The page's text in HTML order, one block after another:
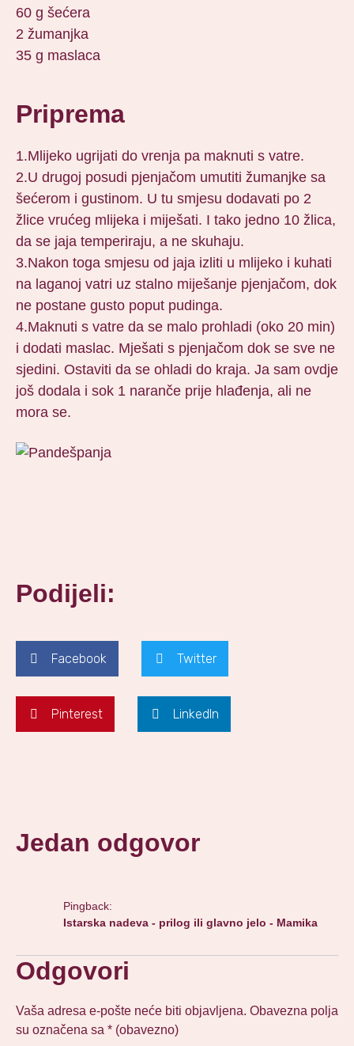
60 g šećera
2 žumanjka
35 g maslaca
Priprema
1.Mlijeko ugrijati do vrenja pa maknuti s vatre.
2.U drugoj posudi pjenjačom umutiti žumanjke sa
šećerom i gustinom. U tu smjesu dodavati po 2
žlice vrućeg mlijeka i miješati. I tako jedno 10 žlica,
da se jaja temperiraju, a ne skuhaju.
3.Nakon toga smjesu od jaja izliti u mlijeko i kuhati
na laganoj vatri uz stalno miješanje pjenjačom, dok
ne postane gusto poput pudinga.
4.Maknuti s vatre da se malo prohladi (oko 20 min)
i dodati maslac. Mješati s pjenjačom dok se sve ne
sjedini. Ostaviti da se ohladi do kraja. Ja sam ovdje
još dodala i sok 1 naranče prije hlađenja, ali ne
mora se.
Podijeli:
Facebook Twitter
Pinterest LinkedIn
Jedan odgovor
Pingback:
Istarska nadeva - prilog ili glavno jelo - Mamika
Odgovori
Vaša adresa e-pošte neće biti objavljena. Obavezna polja
su označena sa * (obavezno)